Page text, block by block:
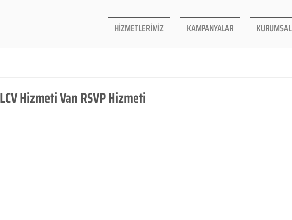
HİZMETLERİMİZ KAMPANYALAR KURUMSAL
LCV Hizmeti Van RSVP Hizmeti